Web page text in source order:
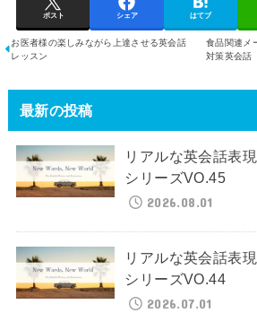
ポスト シェア はてブ
お医者様の楽しみながら上達させる英会話
レッスン
食品関連メ
対策英会話
最新の投稿
リアルな英会話表
シリーズVO.45
2026.08.01
リアルな英会話表
シリーズVO.44
2026.07.01